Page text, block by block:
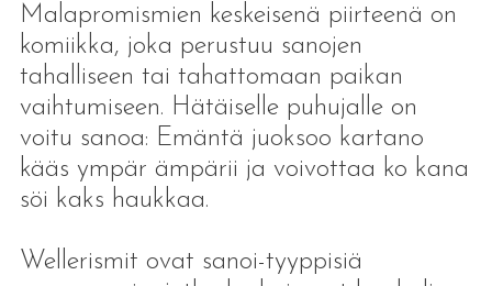
Malapromismien keskeisenä piirteenä on
komiikka, joka perustuu sanojen
tahalliseen tai tahattomaan paikan
vaihtumiseen. Hätäiselle puhujalle on
voitu sanoa: Emäntä juoksoo kartano
kääs ympär ämpärii ja voivottaa ko kana
söi kaks haukkaa.
Wellerismit ovat sanoi-tyyppisiä